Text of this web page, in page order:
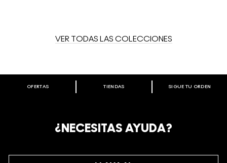
VER TODAS LAS COLECCIONES
BIENVENIDO A M·A·C COSMETICS
REGÍSTRATE AHORA PARA RECIBIR INFORMACIÓN
OFERTAS TIENDAS SIGUE TU ORDEN
¿NECESITAS AYUDA?